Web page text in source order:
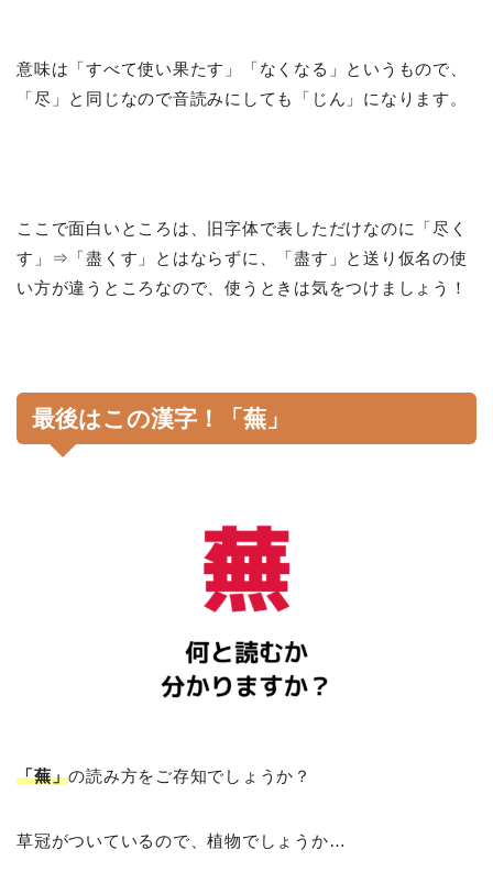
意味は「すべて使い果たす」「なくなる」というもので、
「尽」と同じなので音読みにしても「じん」になります。
ここで面白いところは、旧字体で表しただけなのに「尽く
す」⇒「盡くす」とはならずに、「盡す」と送り仮名の使
い方が違うところなので、使うときは気をつけましょう！
最後はこの漢字！「蕪」
「蕪」の読み方をご存知でしょうか？
草冠がついているので、植物でしょうか…